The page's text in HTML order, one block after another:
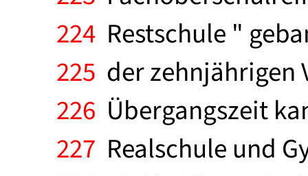
224 Restschule "
225 der
226 Übergangszeit
227 Realschule und